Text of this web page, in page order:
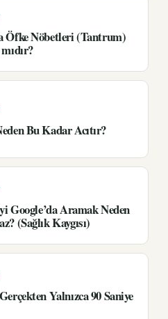
Öfke Nöbetleri (Tantrum)
Bu Kadar Acıtır?
Google’da Aramak Neden
(Sağlık Kaygısı)
Yalnızca 90 Saniye